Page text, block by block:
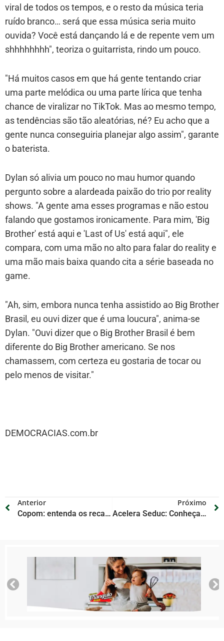
viral de todos os tempos, e o resto da música teria
ruído branco… será que essa música seria muito
ouvida? Você está dançando lá e de repente vem um
shhhhhhhh", teoriza o guitarrista, rindo um pouco.
"Há muitos casos em que há gente tentando criar
uma parte melódica ou uma parte lírica que tenha
chance de viralizar no TikTok. Mas ao mesmo tempo,
as tendências são tão aleatórias, né? Eu acho que a
gente nunca conseguiria planejar algo assim", garante
o baterista.
Dylan só alivia um pouco no mau humor quando
pergunto sobre a alardeada paixão do trio por reality
shows. "A gente ama esses programas e não estou
falando que gostamos ironicamente. Para mim, 'Big
Brother' está aqui e 'Last of Us' está aqui", ele
compara, com uma mão no alto para falar do reality e
uma mão mais baixa quando cita a série baseada no
game.
"Ah, sim, embora nunca tenha assistido ao Big Brother
Brasil, eu ouvi dizer que é uma loucura", anima-se
Dylan. "Ouvi dizer que o Big Brother Brasil é bem
diferente do Big Brother americano. Se nos
chamassem, com certeza eu gostaria de tocar ou
pelo menos de visitar."
DEMOCRACIAS.com.br
Anterior
Copom: entenda os recados do Banco Central sobre o futuro da taxa de juros
Próximo
Acelera Seduc: Conheça o maior programa de fortalecimento das ações educacionais do Piauí